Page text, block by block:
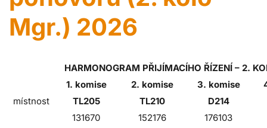
Mgr.) 2026
HARMONOGRAM PŘIJÍMACÍHO ŘÍZENÍ – 2.
1. komise
2. komise 3. komise
místnost
TL205 TL210 D214
131670 152176
176103